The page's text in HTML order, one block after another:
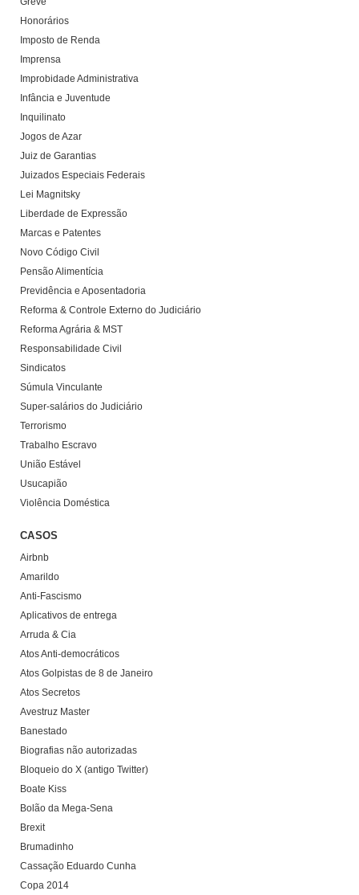
Honorários
Imposto de Renda
Imprensa
Improbidade Administrativa
Infância e Juventude
Inquilinato
Jogos de Azar
Juiz de Garantias
Juizados Especiais Federais
Lei Magnitsky
Liberdade de Expressão
Marcas e Patentes
Novo Código Civil
Pensão Alimentícia
Previdência e Aposentadoria
Reforma & Controle Externo do Judiciário
Reforma Agrária & MST
Responsabilidade Civil
Sindicatos
Súmula Vinculante
Super-salários do Judiciário
Terrorismo
Trabalho Escravo
União Estável
Usucapião
Violência Doméstica
CASOS
Airbnb
Amarildo
Anti-Fascismo
Aplicativos de entrega
Arruda & Cia
Atos Anti-democráticos
Atos Golpistas de 8 de Janeiro
Atos Secretos
Avestruz Master
Banestado
Biografias não autorizadas
Bloqueio do X (antigo Twitter)
Boate Kiss
Bolão da Mega-Sena
Brexit
Brumadinho
Cassação Eduardo Cunha
Copa 2014